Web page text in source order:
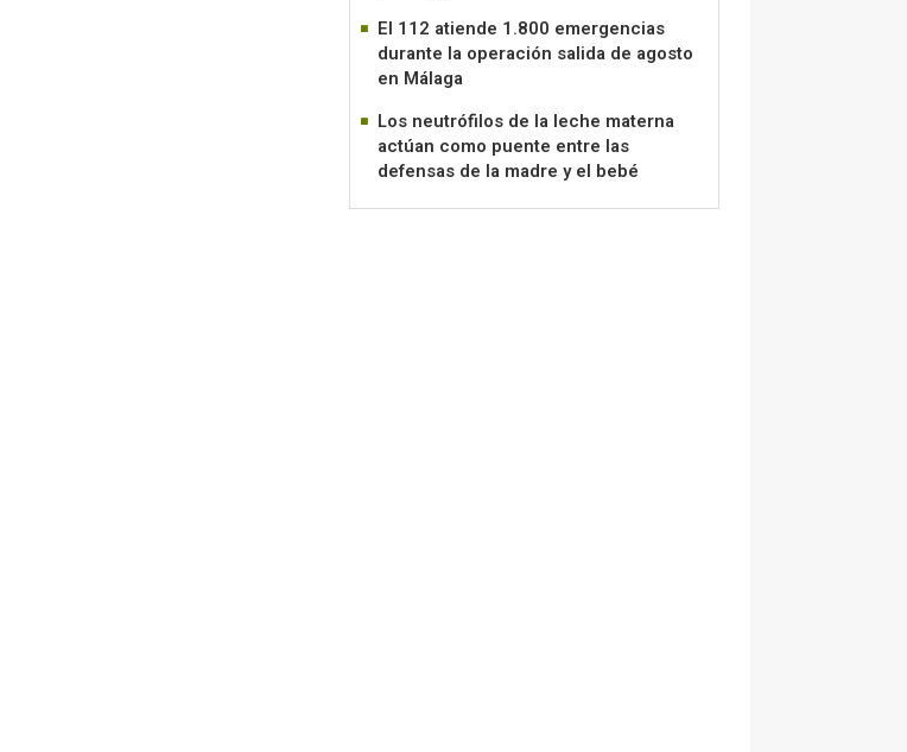
El 112 atiende 1.800 emergencias
durante la operación salida de agosto
en Málaga
Los neutrófilos de la leche materna
actúan como puente entre las
defensas de la madre y el bebé